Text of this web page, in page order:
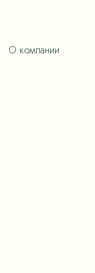
О компании